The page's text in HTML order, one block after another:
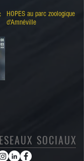
HOPES au parc zoologique
d'Amnéville
SOCIAUX